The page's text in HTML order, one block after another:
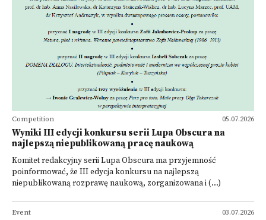
05.07.2026
Competition
Wyniki III edycji konkursu serii Lupa Obscura na
najlepszą niepublikowaną pracę naukową
Komitet redakcyjny serii Lupa Obscura ma przyjemność
poinformować, że III edycja konkursu na najlepszą
niepublikowaną rozprawę naukową, zorganizowana i (...)
03.07.2026
Event